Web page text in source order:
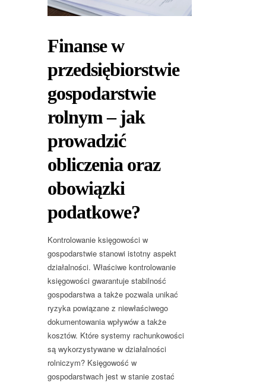
Finanse w
przedsiębiorstwie
gospodarstwie
rolnym – jak
prowadzić
obliczenia oraz
obowiązki
podatkowe?
Kontrolowanie księgowości w
gospodarstwie stanowi istotny aspekt
działalności. Właściwe kontrolowanie
księgowości gwarantuje stabilność
gospodarstwa a także pozwala unikać
ryzyka powiązane z niewłaściwego
dokumentowania wpływów a także
kosztów. Które systemy rachunkowości
są wykorzystywane w działalności
rolniczym? Księgowość w
gospodarstwach jest w stanie zostać